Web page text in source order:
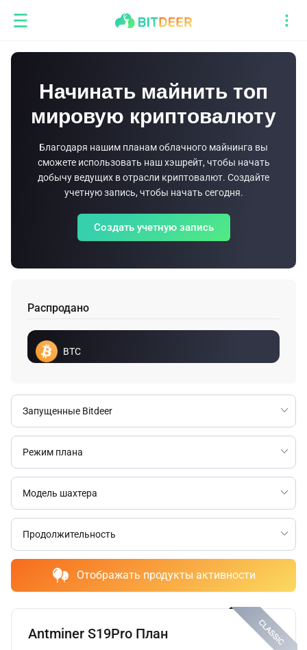
Начинать майнить топ
мировую криптовалюту
Благодаря нашим планам облачного майнинга вы
сможете использовать наш хэшрейт, чтобы начать
добычу ведущих в отрасли криптовалют. Создайте
учетную запись, чтобы начать сегодня.
Создать учетную запись
Распродано
BTC
Отображать продукты активности
Antminer S19Pro План